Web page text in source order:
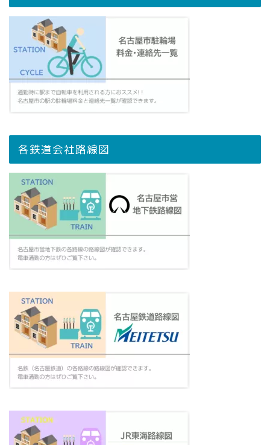
各鉄道会社路線図